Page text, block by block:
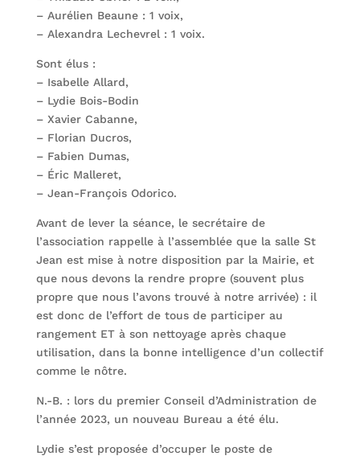
– Aurélien Beaune : 1 voix,
– Alexandra Lechevrel : 1 voix.
Sont élus :
– Isabelle Allard,
– Lydie Bois-Bodin
– Xavier Cabanne,
– Florian Ducros,
– Fabien Dumas,
– Éric Malleret,
– Jean-François Odorico.
Avant de lever la séance, le secrétaire de
l’association rappelle à l’assemblée que la salle St
Jean est mise à notre disposition par la Mairie, et
que nous devons la rendre propre (souvent plus
propre que nous l’avons trouvé à notre arrivée) : il
est donc de l’effort de tous de participer au
rangement ET à son nettoyage après chaque
utilisation, dans la bonne intelligence d’un collectif
comme le nôtre.
N.-B. : lors du premier Conseil d’Administration de
l’année 2023, un nouveau Bureau a été élu.
Lydie s’est proposée d’occuper le poste de